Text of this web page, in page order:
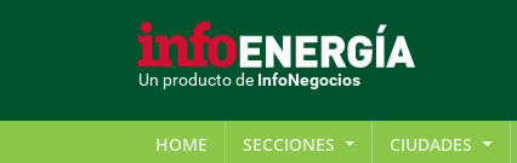
Un producto de InfoNegocios
HOME SECCIONES CIUDADES